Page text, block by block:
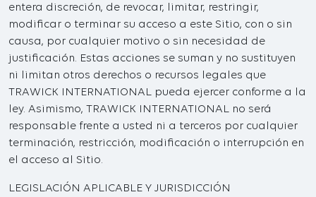
entera discreción, de revocar, limitar, restringir,
modificar o terminar su acceso a este Sitio, con o sin
causa, por cualquier motivo o sin necesidad de
justificación. Estas acciones se suman y no sustituyen
ni limitan otros derechos o recursos legales que
TRAWICK INTERNATIONAL pueda ejercer conforme a la
ley. Asimismo, TRAWICK INTERNATIONAL no será
responsable frente a usted ni a terceros por cualquier
terminación, restricción, modificación o interrupción en
el acceso al Sitio.
LEGISLACIÓN APLICABLE Y JURISDICCIÓN